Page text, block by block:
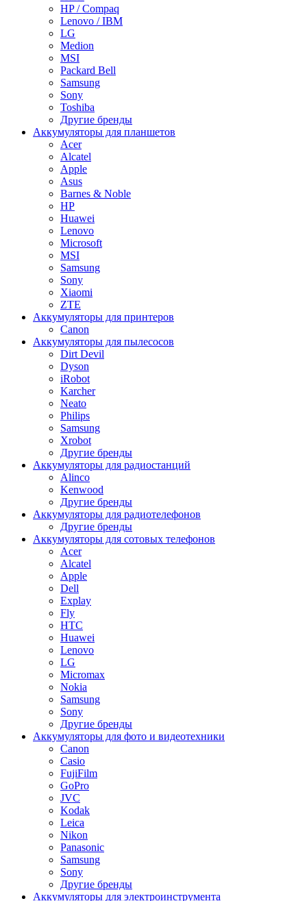
HP / Compaq
Lenovo / IBM
LG
Medion
MSI
Packard Bell
Samsung
Sony
Toshiba
Другие бренды
Аккумуляторы для планшетов
Acer
Alcatel
Apple
Asus
Barnes & Noble
HP
Huawei
Lenovo
Microsoft
MSI
Samsung
Sony
Xiaomi
ZTE
Аккумуляторы для принтеров
Canon
Аккумуляторы для пылесосов
Dirt Devil
Dyson
iRobot
Karcher
Neato
Philips
Samsung
Xrobot
Другие бренды
Аккумуляторы для радиостанций
Alinco
Kenwood
Другие бренды
Аккумуляторы для радиотелефонов
Другие бренды
Аккумуляторы для сотовых телефонов
Acer
Alcatel
Apple
Dell
Explay
Fly
HTC
Huawei
Lenovo
LG
Micromax
Nokia
Samsung
Sony
Другие бренды
Аккумуляторы для фото и видеотехники
Canon
Casio
FujiFilm
GoPro
JVC
Kodak
Leica
Nikon
Panasonic
Samsung
Sony
Другие бренды
Аккумуляторы для электроинструмента